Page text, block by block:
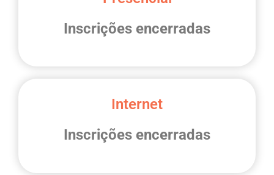
Inscrições encerradas
Internet
Inscrições encerradas